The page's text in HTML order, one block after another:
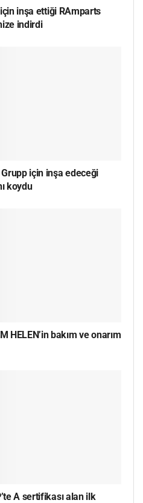
inşa ettiği RAmparts
indirdi
için inşa edeceği
koydu
HELEN’in bakım ve onarım
A sertifikası alan ilk